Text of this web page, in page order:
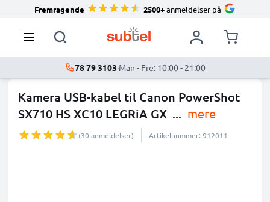
Fremragende 2500+anmeldelser på
78 79 3103·Man - Fre: 10:00 - 21:00
Kamera USB-kabel til Canon PowerShot
SX710 HS XC10 LEGRiA GX ... mere
(30 anmeldelser) Artikelnummer: 912011